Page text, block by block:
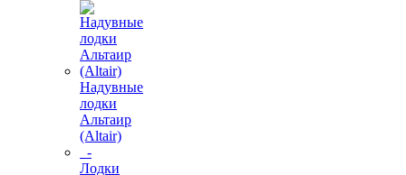
Надувные
лодки
Альтаир
(Altair)
-
Лодки